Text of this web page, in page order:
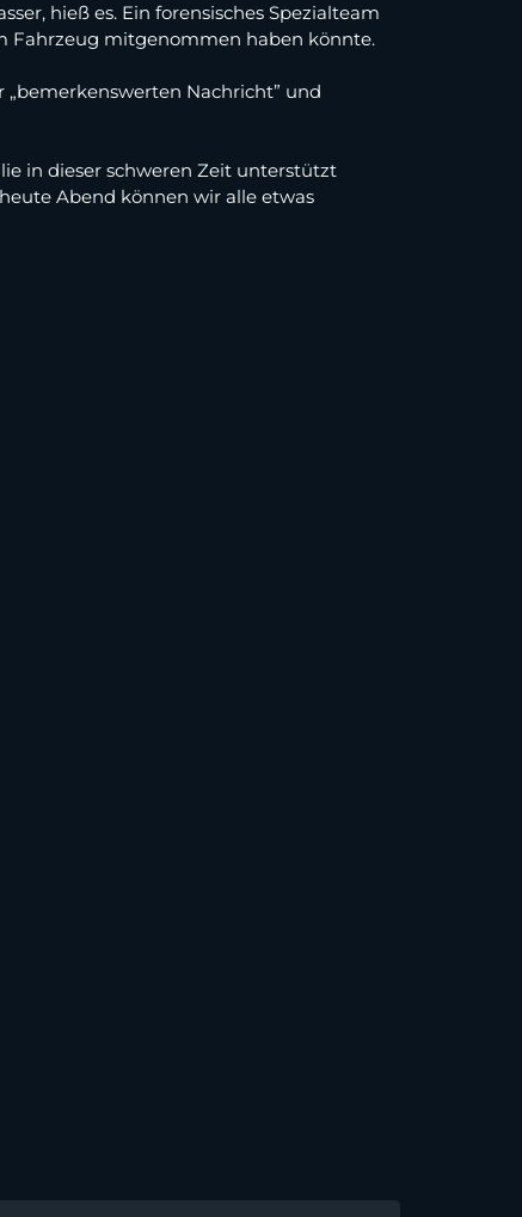
hieß es. Ein forensisches Spezialteam
Fahrzeug mitgenommen haben könnte.
„bemerkenswerten Nachricht” und
in dieser schweren Zeit unterstützt
Abend können wir alle etwas